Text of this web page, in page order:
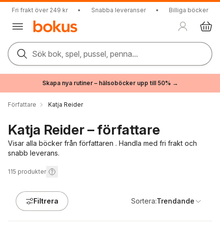
Fri frakt över 249 kr • Snabba leveranser • Billiga böcker
Sök bok, spel, pussel, penna...
Skapa nya rutiner – hälsoböcker upp till 50% →
Författare Katja Reider
Katja Reider – författare
Visar alla böcker från författaren . Handla med fri frakt och
snabb leverans.
115 produkter
Filtrera Sortera:Trendande